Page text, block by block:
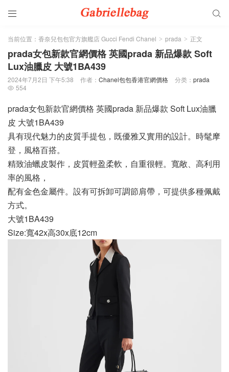
 
当前位置： 香奈兒包包官方旗艦店 Gucci Fendi Chanel > prada > 正文
prada女包新款官網價格 英國prada 新品爆款 Soft
Lux油臘皮 大號1BA439
2024年7月2日 下午5:38 作者： Chanel包包香港官網價格 分类： prada
 554
prada女包新款官網價格 英國prada 新品爆款 Soft Lux油臘
皮 大號1BA439
具有現代魅力的皮質手提包，既優雅又實用的設計。時髦摩
登，風格百搭。
精致油蠟皮製作，皮質輕盈柔軟，自重很輕。寬敞、高利用
率的風格，
配有金色金屬件。設有可拆卸可調節肩帶，可提供多種佩戴
方式。
大號1BA439
Size:寬42x高30x底12cm